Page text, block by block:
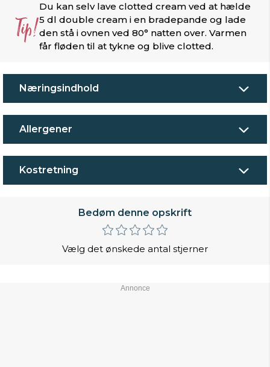
Tip!
Du kan selv lave clotted cream ved at hælde
5 dl double cream i en bradepande og lade
den stå i ovnen ved 80° natten over. Varmen
får fløden til at tykne og blive clotted.
Næringsindhold
Allergener
Kostretning
Bedøm denne opskrift
Vælg det ønskede antal stjerner